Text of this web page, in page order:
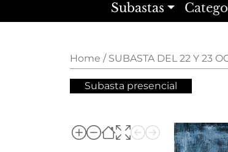
Subastas
Home SUBASTA DEL 22 Y 23
Subasta presencial